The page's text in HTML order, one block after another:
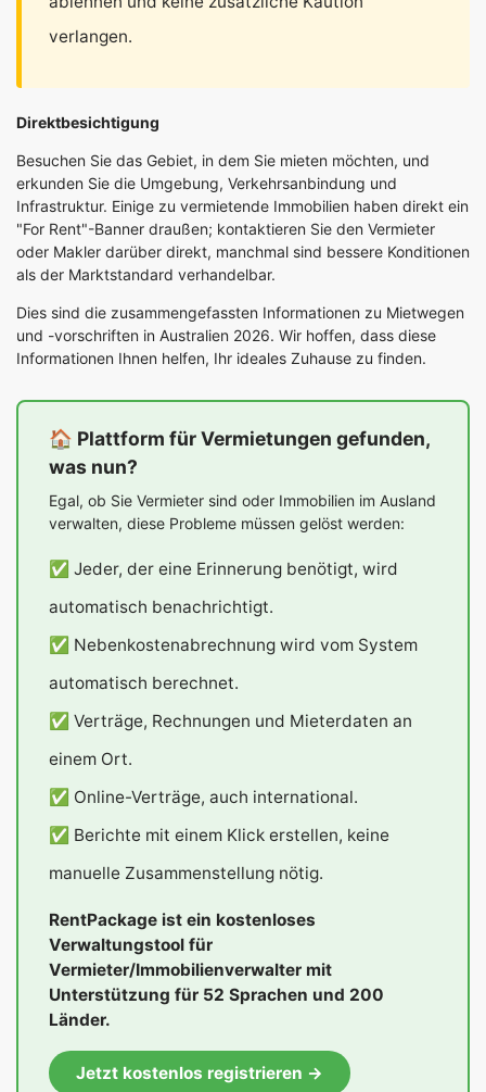
verlangen.
Direktbesichtigung
Besuchen Sie das Gebiet, in dem Sie mieten möchten, und
erkunden Sie die Umgebung, Verkehrsanbindung und
Infrastruktur. Einige zu vermietende Immobilien haben direkt ein
"For Rent"-Banner draußen; kontaktieren Sie den Vermieter
oder Makler darüber direkt, manchmal sind bessere Konditionen
als der Marktstandard verhandelbar.
Dies sind die zusammengefassten Informationen zu Mietwegen
und -vorschriften in Australien 2026. Wir hoffen, dass diese
Informationen Ihnen helfen, Ihr ideales Zuhause zu finden.
🏠 Plattform für Vermietungen gefunden,
was nun?
Egal, ob Sie Vermieter sind oder Immobilien im Ausland
verwalten, diese Probleme müssen gelöst werden:
✅ Jeder, der eine Erinnerung benötigt, wird
automatisch benachrichtigt.
✅ Nebenkostenabrechnung wird vom System
automatisch berechnet.
✅ Verträge, Rechnungen und Mieterdaten an
einem Ort.
✅ Online-Verträge, auch international.
✅ Berichte mit einem Klick erstellen, keine
manuelle Zusammenstellung nötig.
RentPackage ist ein kostenloses
Verwaltungstool für
Vermieter/Immobilienverwalter mit
Unterstützung für 52 Sprachen und 200
Länder.
Jetzt kostenlos registrieren →